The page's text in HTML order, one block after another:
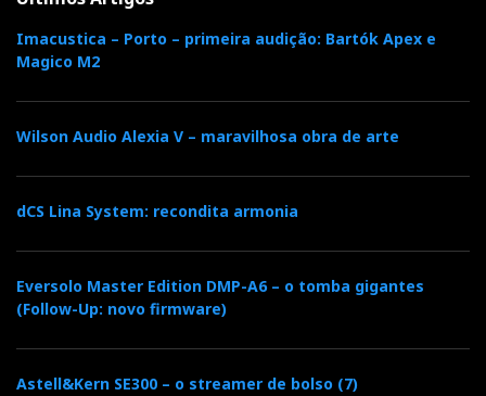
Imacustica – Porto – primeira audição: Bartók Apex e
Magico M2
Wilson Audio Alexia V – maravilhosa obra de arte
dCS Lina System: recondita armonia
Eversolo Master Edition DMP-A6 – o tomba gigantes
(Follow-Up: novo firmware)
Astell&Kern SE300 – o streamer de bolso (7)